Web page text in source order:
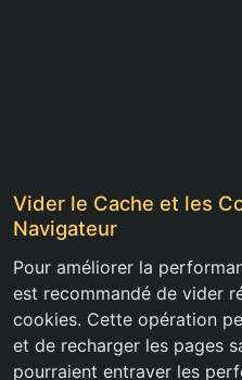
Vider le Cache et les
Navigateur
Pour améliorer la
est recommandé de vider
cookies. Cette opération
et de recharger les pages
pourraient entraver les